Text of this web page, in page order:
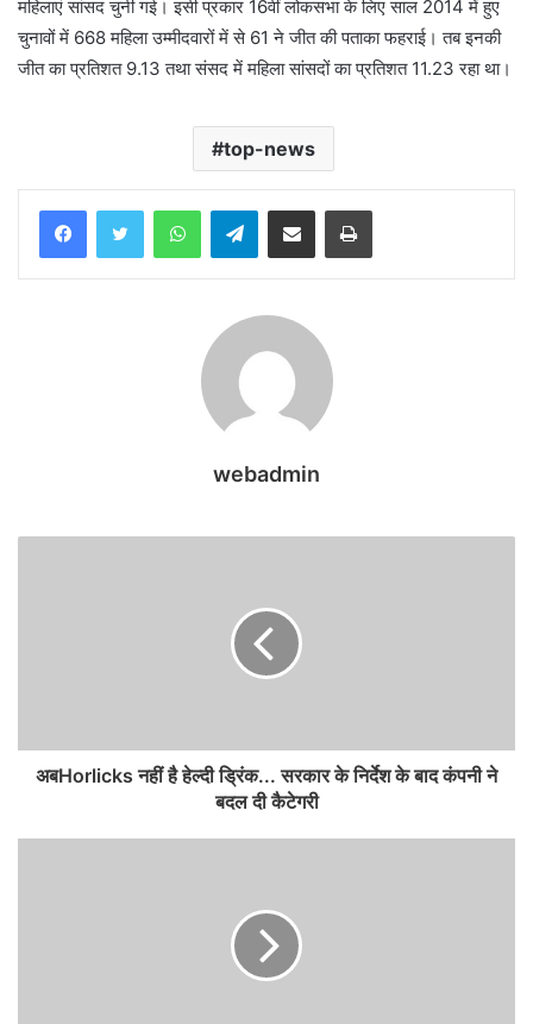
महिलाएं सांसद चुनी गई। इसी प्रकार 16वीं लोकसभा के लिए साल 2014 में हुए
चुनावों में 668 महिला उम्मीदवारों में से 61 ने जीत की पताका फहराई। तब इनकी
जीत का प्रतिशत 9.13 तथा संसद में महिला सांसदों का प्रतिशत 11.23 रहा था।
top-news
WhatsAppTelegramShare via Email Print
webadmin
अबHorlicks नहीं है हेल्दी ड्रिंक... सरकार के निर्देश के बाद कंपनी ने
बदल दी कैटेगरी